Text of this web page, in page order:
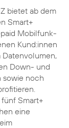
bietet ab dem
Smart+
Mobilfunk-
Kund:innen
Down- und
sowie noch
Smart+
eine